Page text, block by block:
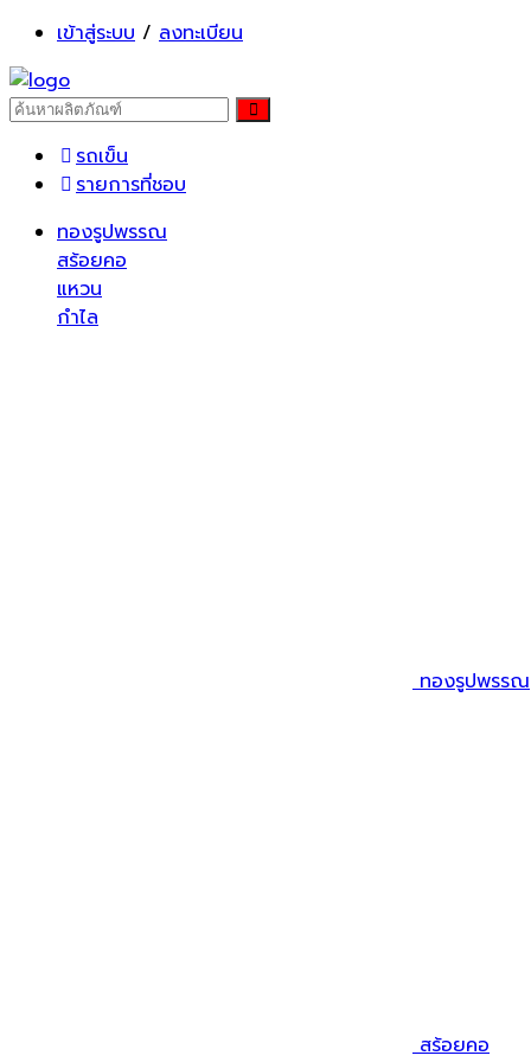
เข้าสู่ระบบ / ลงทะเบียน
รถเข็น
รายการที่ชอบ
ทองรูปพรรณ
สร้อยคอ
แหวน
กำไล
ทองรูปพรรณ
สร้อยคอ